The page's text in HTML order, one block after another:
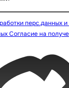
перс.данных
Согласие на